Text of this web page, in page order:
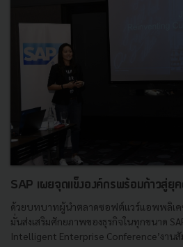
SAP เผยจุดเเข็งองค์กรพร้อมก้าวสู่
ด้วยบทบาทผู้นำตลาดซอฟต์แวร์แอพพลิเค
มั่นส่งเสริมศักยภาพของธุรกิจในทุกขนาด
Intelligent Enterprise Conference’งานสั